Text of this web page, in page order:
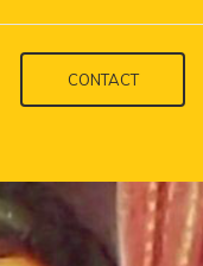
CONTACT